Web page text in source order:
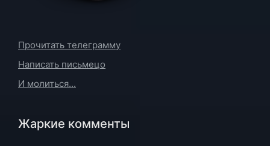
Прочитать телеграмму
Написать письмецо
И молиться...
Жаркие комменты